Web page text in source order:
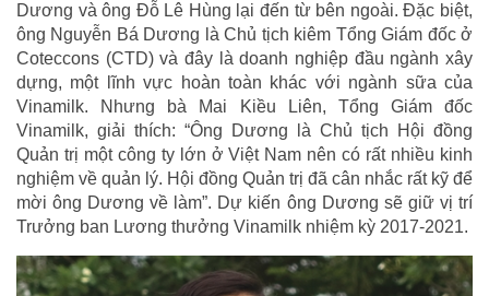
Dương và ông Đỗ Lê Hùng lại đến từ bên ngoài. Đặc biệt,
ông Nguyễn Bá Dương là Chủ tịch kiêm Tổng Giám đốc ở
Coteccons (CTD) và đây là doanh nghiệp đầu ngành xây
dựng, một lĩnh vực hoàn toàn khác với ngành sữa của
Vinamilk. Nhưng bà Mai Kiều Liên, Tổng Giám đốc
Vinamilk, giải thích: “Ông Dương là Chủ tịch Hội đồng
Quản trị một công ty lớn ở Việt Nam nên có rất nhiều kinh
nghiệm về quản lý. Hội đồng Quản trị đã cân nhắc rất kỹ để
mời ông Dương về làm”. Dự kiến ông Dương sẽ giữ vị trí
Trưởng ban Lương thưởng Vinamilk nhiệm kỳ 2017-2021.